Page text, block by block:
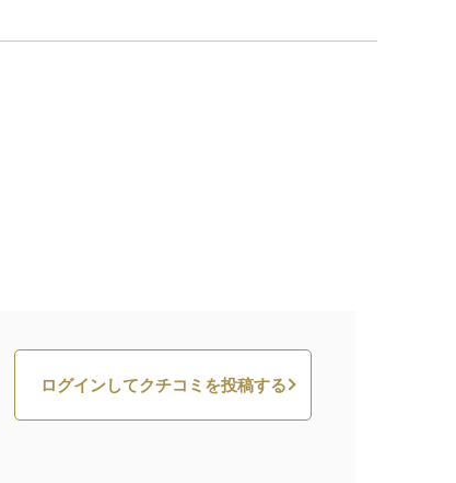
ログインしてクチコミを投稿する